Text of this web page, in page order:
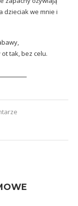
dzieciak we mnie i
tak, bez celu.